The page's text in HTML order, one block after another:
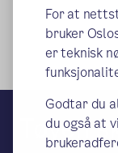
For at
bruker
er teknisk
Godtar du
du også at
Tøyen